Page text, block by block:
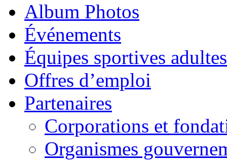
Album Photos
Événements
Équipes sportives adultes
Offres d’emploi
Partenaires
Corporations et
Organismes